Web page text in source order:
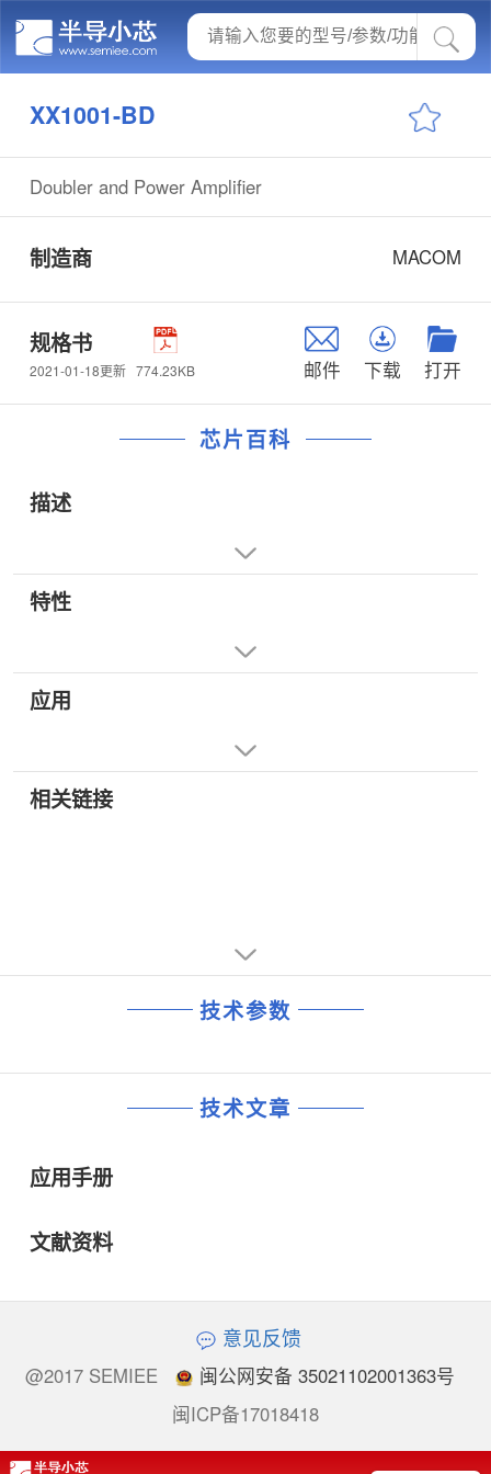
XX1001-BD
Doubler and Power Amplifier
制造商 MACOM
规格书
2021-01-18更新 774.23KB 邮件 下载 打开
芯片百科
描述
特性
应用
相关链接
技术参数
技术文章
应用手册
文献资料
意见反馈
@2017 SEMIEE
闽公网安备 35021102001363号
闽ICP备17018418